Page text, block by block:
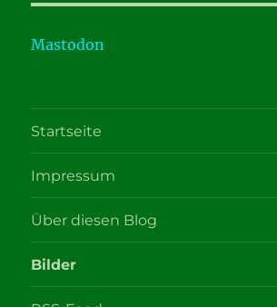
Mastodon
Startseite
Impressum
Über diesen Blog
Bilder